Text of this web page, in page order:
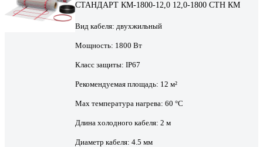
СТАНДАРТ КМ-1800-12,0 12,0-1800 СТН КМ
Вид кабеля: двухжильный
Мощность: 1800 Вт
Класс защиты: IP67
Рекомендуемая площадь: 12 м²
Max температура нагрева: 60 °С
Длина холодного кабеля: 2 м
Диаметр кабеля: 4.5 мм